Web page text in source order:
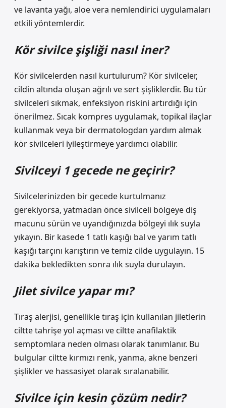
ve lavanta yağı, aloe vera nemlendirici uygulamaları
etkili yöntemlerdir.
Kör sivilce şişliği nasıl iner?
Kör sivilcelerden nasıl kurtulurum? Kör sivilceler,
cildin altında oluşan ağrılı ve sert şişliklerdir. Bu tür
sivilceleri sıkmak, enfeksiyon riskini artırdığı için
önerilmez. Sıcak kompres uygulamak, topikal ilaçlar
kullanmak veya bir dermatologdan yardım almak
kör sivilceleri iyileştirmeye yardımcı olabilir.
Sivilceyi 1 gecede ne geçirir?
Sivilcelerinizden bir gecede kurtulmanız
gerekiyorsa, yatmadan önce sivilceli bölgeye diş
macunu sürün ve uyandığınızda bölgeyi ılık suyla
yıkayın. Bir kasede 1 tatlı kaşığı bal ve yarım tatlı
kaşığı tarçını karıştırın ve temiz cilde uygulayın. 15
dakika bekledikten sonra ılık suyla durulayın.
Jilet sivilce yapar mı?
Tıraş alerjisi, genellikle tıraş için kullanılan jiletlerin
ciltte tahrişe yol açması ve ciltte anafilaktik
semptomlara neden olması olarak tanımlanır. Bu
bulgular ciltte kırmızı renk, yanma, akne benzeri
şişlikler ve hassasiyet olarak sıralanabilir.
Sivilce için kesin çözüm nedir?